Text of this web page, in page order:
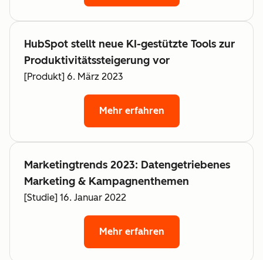
HubSpot stellt neue KI-gestützte Tools zur
Produktivitätssteigerung vor
[Produkt] 6. März 2023
Mehr erfahren
Marketingtrends 2023: Datengetriebenes
Marketing & Kampagnenthemen
[Studie] 16. Januar 2022
Mehr erfahren